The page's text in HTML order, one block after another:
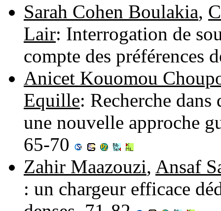
Sarah Cohen Boulakia,
Lair: Interrogation de
compte des préférences
Anicet Kouomou
Equille: Recherche dans
une nouvelle approche
65-70
Zahir Maazouzi, Ansaf
: un chargeur efficace